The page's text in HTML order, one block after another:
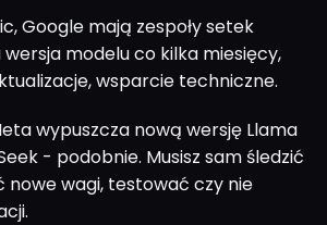
Google mają zespoły setek
wersja modelu co kilka miesięcy,
wsparcie techniczne.
wypuszcza nową wersję Llama
- podobnie. Musisz sam śledzić
nowe wagi, testować czy nie